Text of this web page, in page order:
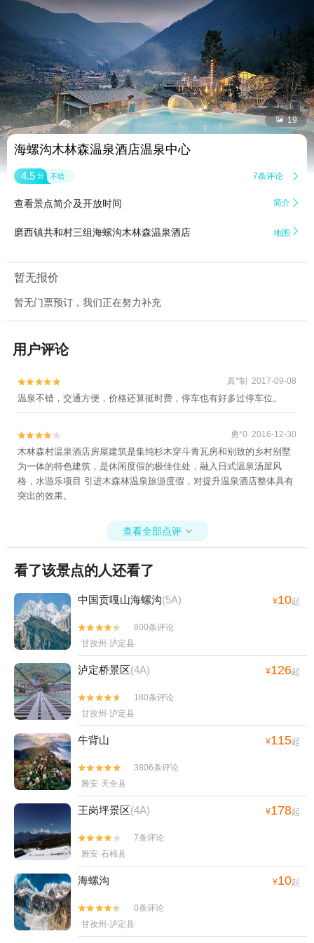
 19
海螺沟木林森温泉酒店温泉中心
4.5 分 不错 7条评论 
查看景点简介及开放时间 简介 
磨西镇共和村三组海螺沟木林森温泉酒店 地图 
暂无报价
暂无门票预订，我们正在努力补充
用户评论

 真*制 2017-09-08
温泉不错，交通方便，价格还算挺时费，停车也有好多过停车位。

 勇*0 2016-12-30
木林森村温泉酒店房屋建筑是集纯杉木穿斗青瓦房和别致的乡村别墅
为一体的特色建筑，是休闲度假的极佳住处，融入日式温泉汤屋风
格，水游乐项目 引进木森林温泉旅游度假，对提升温泉酒店整体具有
突出的效果。
查看全部点评 
看了该景点的人还看了
中国贡嘎山海螺沟(5A) ¥10起


800条评论
甘孜州·泸定县
泸定桥景区(4A) ¥126起


180条评论
甘孜州·泸定县
牛背山 ¥115起


3806条评论
雅安·天全县
王岗坪景区(4A) ¥178起


7条评论
雅安·石棉县
海螺沟 ¥10起


0条评论
甘孜州·泸定县